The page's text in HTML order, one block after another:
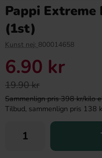
Pappi
(1st)
Kunst nej: 800014658
6.90 kr
19.90 kr
Sammenlign pris 398 kr/kilo
Tilbud, sammenlign pris 138